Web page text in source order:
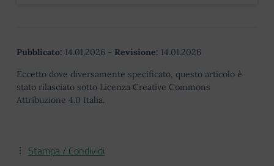
Pubblicato: 14.01.2026 - Revisione: 14.01.2026
Eccetto dove diversamente specificato, questo articolo è
stato rilasciato sotto Licenza Creative Commons
Attribuzione 4.0 Italia.
Stampa / Condividi